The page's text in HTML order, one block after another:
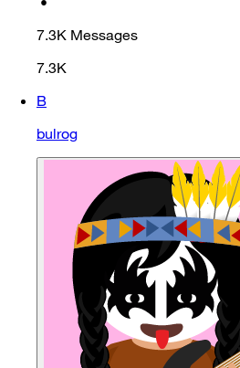
7.3K Messages
7.3K
B
bulrog